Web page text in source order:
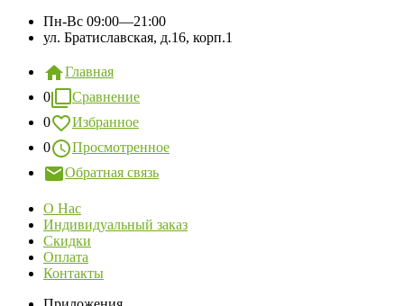
Пн-Вс 09:00—21:00
ул. Братиславская, д.16, корп.1
Главная
0
Сравнение
0
Избранное
0
Просмотренное
Обратная связь
О Нас
Индивидуальный заказ
Скидки
Оплата
Контакты